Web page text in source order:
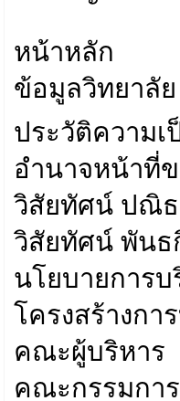
หน้าหลัก
ข้อมูลวิทยาลัย
ประวัติความเ
อำนาจหน้าที่
วิสัยทัศน์ ปณิ
วิสัยทัศน์ พันธ
นโยบายการบ
โครงสร้างกา
คณะผู้บริหาร
คณะกรรมกา